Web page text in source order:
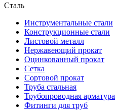
Сталь
Инструментальные стали
Конструкционные стали
Листовой металл
Нержавеющий прокат
Оцинкованный прокат
Сетка
Сортовой прокат
Труба стальная
Трубопроводная арматура
Фитинги для труб